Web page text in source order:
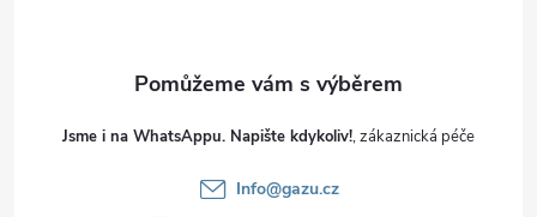
Jsme i na WhatsAppu. Napište kdykoliv!
Info@gazu.cz